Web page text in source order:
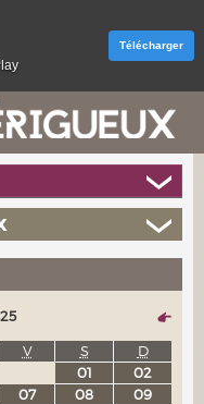
V S
D
01
02
07 08
09
Télécharger